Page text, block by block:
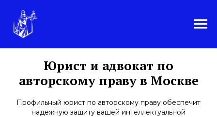
Юрист и адвокат по
авторскому праву в Москве
Профильный юрист по авторскому праву обеспечит
надежную защиту вашей интеллектуальной